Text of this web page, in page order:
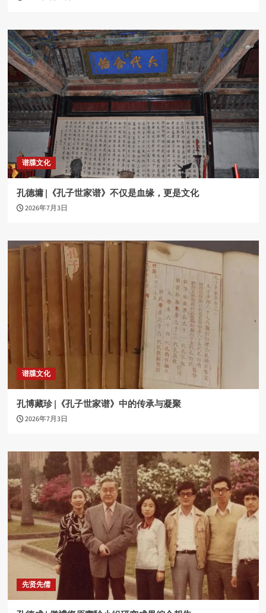
谱牒文化
孔德墉 |《孔子世家谱》不仅是血缘，更是文化
2026年7月3日
谱牒文化
孔博藏珍 |《孔子世家谱》中的传承与凝聚
2026年7月3日
先贤先儒